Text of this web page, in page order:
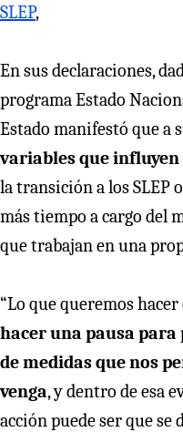
SLEP,
En sus declaraciones,
programa Estado
Estado manifestó que a
variables que influyen
la transición a los SLEP
más tiempo a cargo del
que trabajan en una
“Lo que queremos hacer
hacer una pausa
de medidas que nos
venga, y dentro de esa
acción puede ser que se